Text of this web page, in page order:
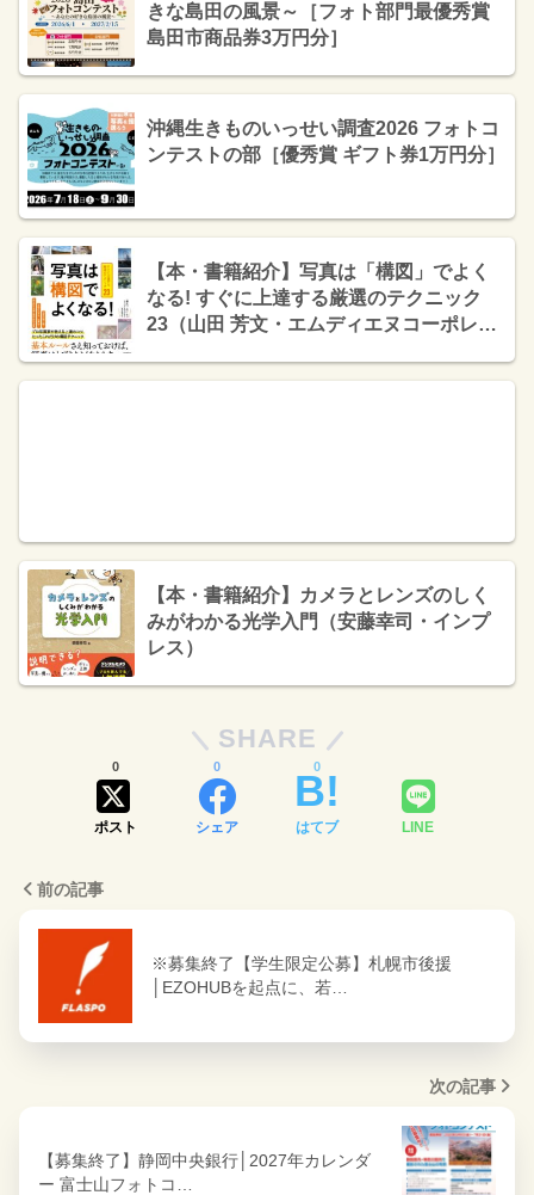
きな島田の風景～［フォト部門最優秀賞
島田市商品券3万円分］
沖縄⽣きものいっせい調査2026 フォトコ
ンテストの部［優秀賞 ギフト券1万円分］
【本・書籍紹介】写真は「構図」でよく
なる! すぐに上達する厳選のテクニック
23（山田 芳文・エムディエヌコーポレー
【本・書籍紹介】カメラとレンズのしく
みがわかる光学入門（安藤幸司・インプ
レス）
SHARE
ポスト
0
シェア
0
はてブ
0
LINE
前の記事
※募集終了【学生限定公募】札幌市後援
│EZOHUBを起点に、若…
次の記事
【募集終了】静岡中央銀行│2027年カレンダ
ー 富士山フォトコ…